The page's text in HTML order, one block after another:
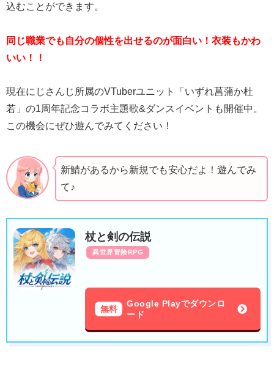
込むことができます。
同じ職業でも自分の個性を出せるのが面白い！衣装もかわ
いい！！
現在にじさんじ所属のVTuberユニット「いずれ菖蒲か杜
若」の1周年記念コラボ主題歌&ダンスイベントも開催中。
この機会にぜひ遊んでみてください！
新鯖があるから新規でも安心だよ！遊んでみ
て♪
杖と剣の伝説
異世界冒険RPG
無料
Google Playでダウンロ
ード